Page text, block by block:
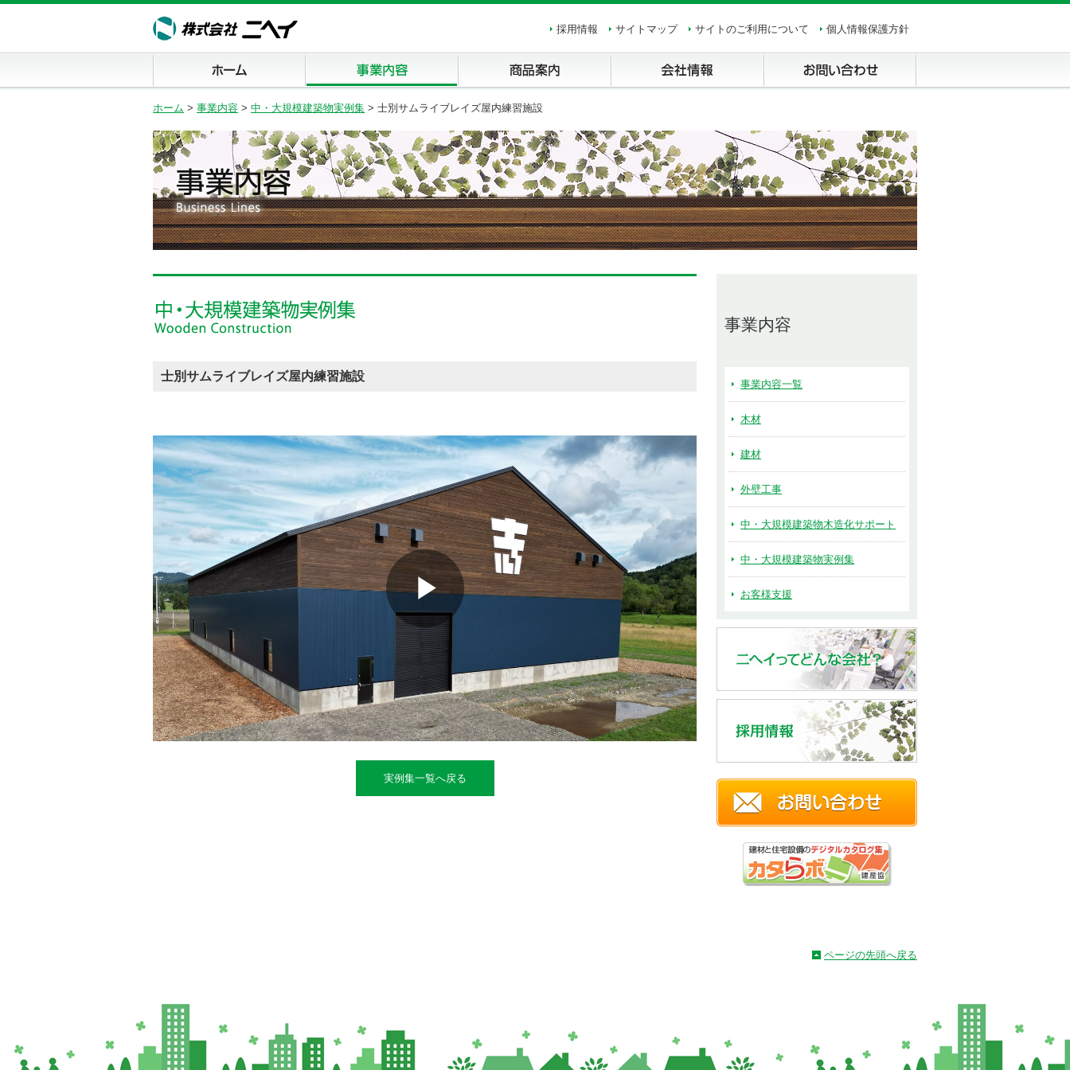
採用情報 サイトマップ サイトのご利用について 個人情報保護方針
ホーム > 事業内容 > 中・大規模建築物実例集 > 士別サムライブレイズ屋内練習施設
士別サムライブレイズ屋内練習施設
Play
Video
実例集一覧へ戻る
事業内容
事業内容一覧
木材
建材
外壁工事
中・大規模建築物木造化サポート
中・大規模建築物実例集
お客様支援
ページの先頭へ戻る